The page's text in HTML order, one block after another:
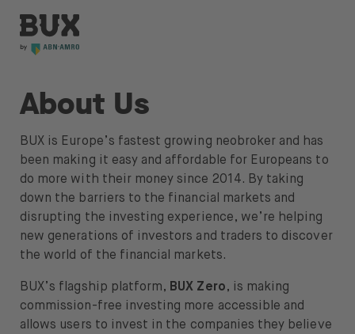
BUX | Italy
BUX Prime
Tariffe
Impara
Notizie e Approfondimenti
Impara a investire
Sicurezza e garanzia
About Us
BUX is Europe’s fastest growing neobroker and has
been making it easy and affordable for Europeans to
do more with their money since 2014. By taking
down the barriers to the financial markets and
disrupting the investing experience, we’re helping
new generations of investors and traders to discover
the world of the financial markets.
BUX’s flagship platform, BUX Zero, is making
commission-free investing more accessible and
allows users to invest in the companies they believe